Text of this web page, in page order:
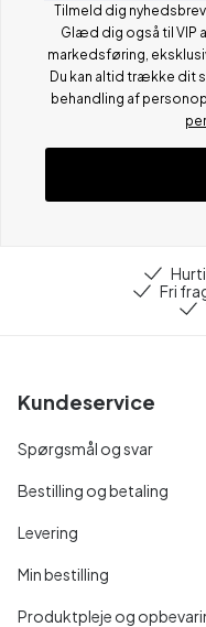
Tilmeld dig
Glæd dig også til VIP
markedsføring,
Du kan altid trække dit
behandling af
Fri
Kundeservice
Spørgsmål og svar
Bestilling og betaling
Levering
Min bestilling
Produktpleje og